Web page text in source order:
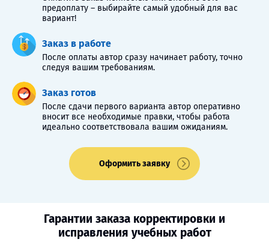
предоплату – выбирайте самый удобный для вас
вариант!
Заказ в работе
После оплаты автор сразу начинает работу, точно
следуя вашим требованиям.
Заказ готов
После сдачи первого варианта автор оперативно
вносит все необходимые правки, чтобы работа
идеально соответствовала вашим ожиданиям.
Оформить заявку
Гарантии заказа корректировки и
исправления учебных работ